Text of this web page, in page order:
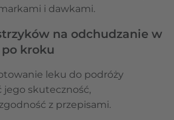
i dawkami.
na odchudzanie w
kroku
leku do podróży
jego skuteczność,
z przepisami.